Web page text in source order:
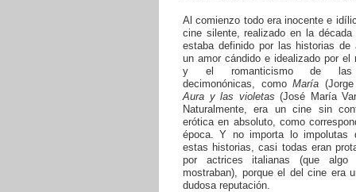
Al comienzo todo era inocente e
cine silente, realizado en la década
estaba definido por las historias de
un amor cándido e idealizado por el
y el romanticismo de las
decimonónicas, comoMaría
Aura y las violetas (José María
Naturalmente, era un cine sin
erótica en absoluto, como
época. Y no importa lo impolutas
estas historias, casi todas eran
por actrices italianas (que algo
mostraban), porque el del cine era
dudosa reputación.